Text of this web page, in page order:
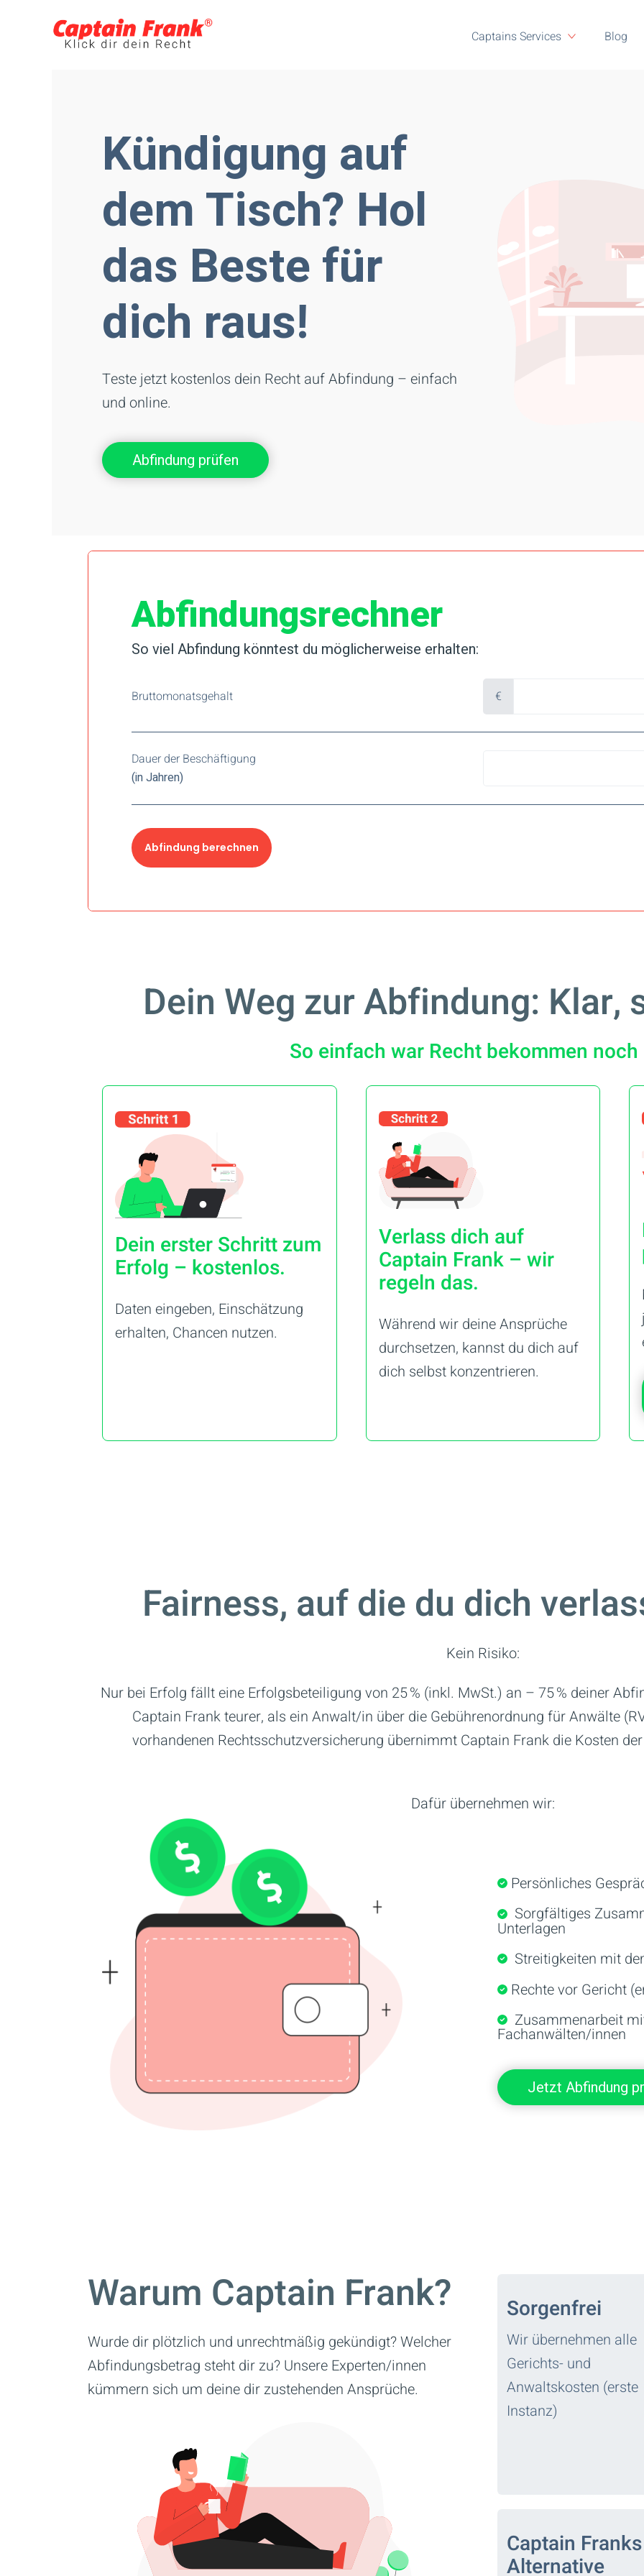
Captains Services Blog
Kündigung auf
dem Tisch? Hol
das Beste für
dich raus!
Teste jetzt kostenlos dein Recht auf Abfindung – einfach
und online.
Abfindung prüfen
Abfindungsrechner
So viel Abfindung könntest du möglicherweise erhalten:
Bruttomonatsgehalt €
Dauer der Beschäftigung
(in Jahren)
Dein Weg zur Abfindung: Klar,
So einfach war Recht bekommen
Dein erster Schritt zum
Erfolg – kostenlos.
Daten eingeben, Einschätzung
erhalten, Chancen nutzen.
Verlass dich auf
Captain Frank – wir
regeln das.
Während wir deine Ansprüche
durchsetzen, kannst du dich auf
dich selbst konzentrieren.
Fairness, auf die du dich
Kein Risiko:
Nur bei Erfolg fällt eine Erfolgsbeteiligung von 25% (inkl. MwSt.) an – 75% deiner
Captain Frank teurer, als ein Anwalt/in über die Gebührenordnung für Anwälte
vorhandenen Rechtsschutzversicherung übernimmt Captain Frank die Kosten
Dafür übernehmen wir:
Persönliches
Sorgfältiges
Unterlagen
Streitigkeiten mit
Rechte vor Gericht
Zusammenarbeit
Fachanwälten/innen
Jetzt Abfindung
Warum Captain Frank?
Wurde dir plötzlich und unrechtmäßig gekündigt? Welcher
Abfindungsbetrag steht dir zu? Unsere Experten/innen
kümmern sich um deine dir zustehenden Ansprüche.
Sorgenfrei
Wir übernehmen alle
Gerichts- und
Anwaltskosten (erste
Instanz)
Captain Franks
Alternative